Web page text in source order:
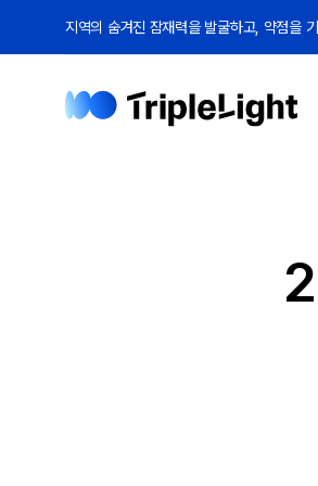
지역의 숨겨진 잠재력을 발굴하고, 약점을